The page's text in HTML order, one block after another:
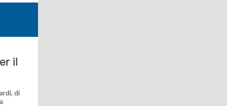
il
di